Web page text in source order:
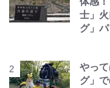
士」
グ」
やっ
グ」